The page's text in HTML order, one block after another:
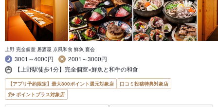
上野 完全個室 居酒屋 京風和食 鮮魚 宴会
3001～4000円
2001～3000円
【上野駅徒歩1分】完全個室×鮮魚と和牛の和食
【アプリ予約限定】最大800ポイント還元対象店
口コミ投稿特典対象店
ポイントプラス対象店